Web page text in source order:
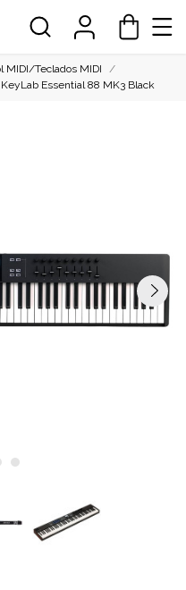
MIDI/Teclados MIDI
Essential 88 MK3 Black